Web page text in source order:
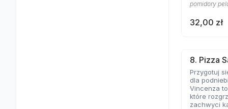
Twoje
gusta.
pomidory
32,00 zł
8. Pizza
Przygotuj
dla
Vincenza
które
zachwyci